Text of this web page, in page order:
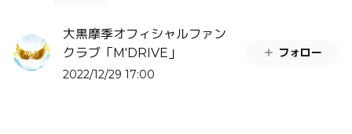
大黒摩季オフィシャルファン
クラブ「M'DRIVE」
2022/12/29 17:00
フォロー